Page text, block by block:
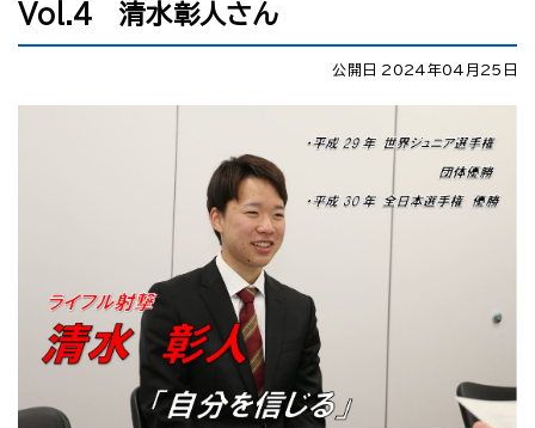
Vol.4 清水彰人さん
公開日 2024年04月25日